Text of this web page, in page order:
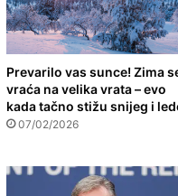
Prevarilo vas sunce! Zima
vraća na velika vrata – evo
kada tačno stižu snijeg i
07/02/2026